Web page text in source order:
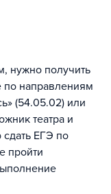
нужно получить
по направлениям
(54.05.02) или
театра и
ЕГЭ по
пройти